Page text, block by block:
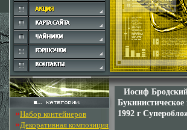
»Набор контейнеров
»Декоративная композиция
Иосиф
1992 г